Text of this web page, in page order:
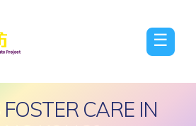
☰
CARE IN